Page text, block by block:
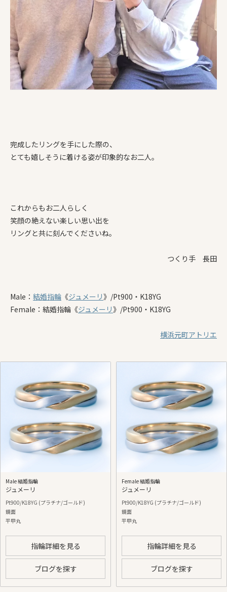
完成したリングを手にした際の、
とても嬉しそうに着ける姿が印象的なお二人。
これからもお二人らしく
笑顔の絶えない楽しい思い出を
リングと共に刻んでくださいね。
つくり手 長田
Male： 結婚指輪 《ジュメーリ》/Pt900・K18YG
Female：結婚指輪《ジュメーリ》/Pt900・K18YG
横浜元町アトリエ
Male 結婚指輪
ジュメーリ
Pt900/K18YG (プラチナ/ゴールド)
鏡面
平甲丸
指輪詳細を見る
ブログを探す
Female 結婚指輪
ジュメーリ
Pt900/K18YG (プラチナ/ゴールド)
鏡面
平甲丸
指輪詳細を見る
ブログを探す